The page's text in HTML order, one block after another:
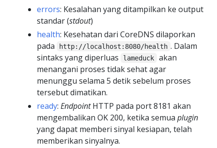
errors: Kesalahan yang ditampilkan ke output
standar (stdout)
health: Kesehatan dari CoreDNS dilaporkan
pada
http://localhost:8080/health . Dalam
sintaks yang diperluas
lameduck
akan
menangani proses tidak sehat agar
menunggu selama 5 detik sebelum proses
tersebut dimatikan.
ready: EndpointHTTP pada port 8181 akan
mengembalikan OK 200, ketika semua plugin
yang dapat memberi sinyal kesiapan, telah
memberikan sinyalnya.